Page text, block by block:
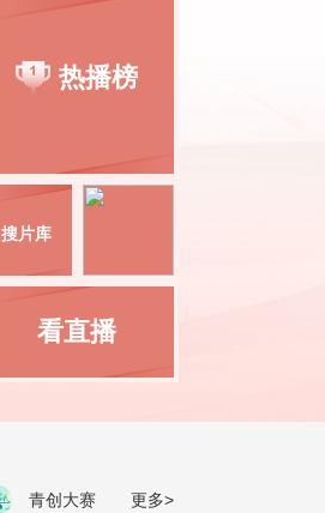
热播榜
搜片库
看直播
更多>
青创大赛